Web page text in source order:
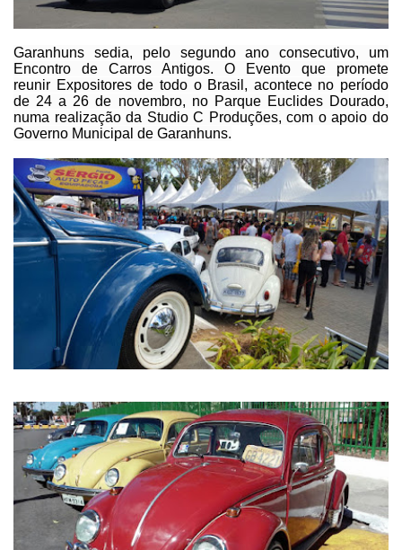
Garanhuns sedia, pelo segundo ano consecutivo, um
Encontro de Carros Antigos. O Evento que promete
reunir Expositores de todo o Brasil, acontece no período
de 24 a 26 de novembro, no Parque Euclides Dourado,
numa realização da Studio C Produções, com o apoio do
Governo Municipal de Garanhuns.